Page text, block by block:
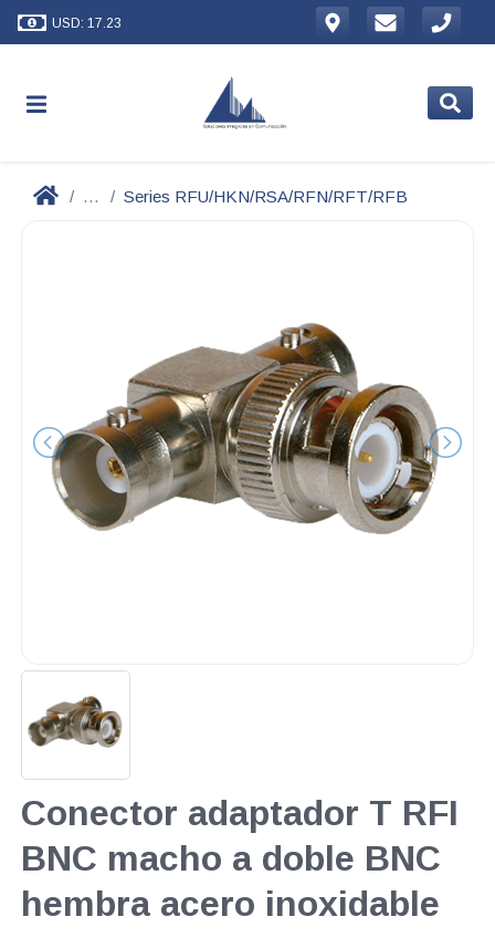
USD: 17.23
... Series RFU/HKN/RSA/RFN/RFT/RFB
Conector adaptador T RFI
BNC macho a doble BNC
hembra acero inoxidable